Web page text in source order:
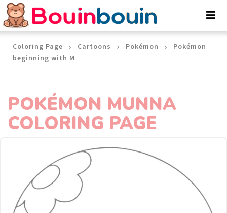
Coloring Page Cartoons Pokémon
Pokémon
beginning with M
POKÉMON MUNNA
COLORING PAGE
Cookies management panel